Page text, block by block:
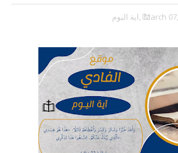
March ,اية اليوم